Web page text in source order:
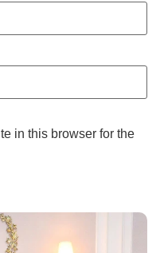
in this browser for the